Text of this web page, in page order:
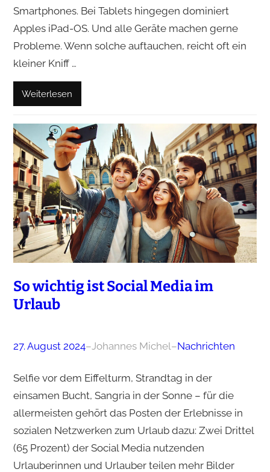
Smartphones. Bei Tablets hingegen dominiert
Apples iPad-OS. Und alle Geräte machen gerne
Probleme. Wenn solche auftauchen, reicht oft ein
kleiner Kniff …
Weiterlesen
So wichtig ist Social Media im
Urlaub
27. August 2024–Johannes Michel–Nachrichten
Selfie vor dem Eiffelturm, Strandtag in der
einsamen Bucht, Sangria in der Sonne – für die
allermeisten gehört das Posten der Erlebnisse in
sozialen Netzwerken zum Urlaub dazu: Zwei Drittel
(65 Prozent) der Social Media nutzenden
Urlauberinnen und Urlauber teilen mehr Bilder